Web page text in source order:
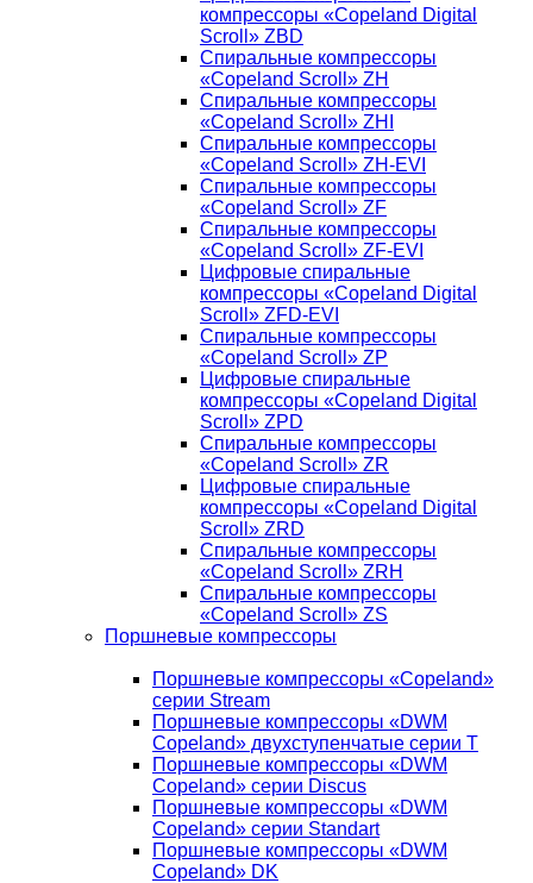
компрессоры «Copeland Digital
Scroll» ZBD
Спиральные компрессоры
«Copeland Scroll» ZH
Спиральные компрессоры
«Copeland Scroll» ZHI
Спиральные компрессоры
«Copeland Scroll» ZH-EVI
Спиральные компрессоры
«Copeland Scroll» ZF
Спиральные компрессоры
«Copeland Scroll» ZF-EVI
Цифровые спиральные
компрессоры «Copeland Digital
Scroll» ZFD-EVI
Спиральные компрессоры
«Copeland Scroll» ZP
Цифровые спиральные
компрессоры «Copeland Digital
Scroll» ZPD
Спиральные компрессоры
«Copeland Scroll» ZR
Цифровые спиральные
компрессоры «Copeland Digital
Scroll» ZRD
Спиральные компрессоры
«Copeland Scroll» ZRH
Спиральные компрессоры
«Copeland Scroll» ZS
Поршневые компрессоры
Поршневые компрессоры «Copeland»
серии Stream
Поршневые компрессоры «DWM
Copeland» двухступенчатые серии T
Поршневые компрессоры «DWM
Copeland» серии Discus
Поршневые компрессоры «DWM
Copeland» серии Standart
Поршневые компрессоры «DWM
Copeland» DK